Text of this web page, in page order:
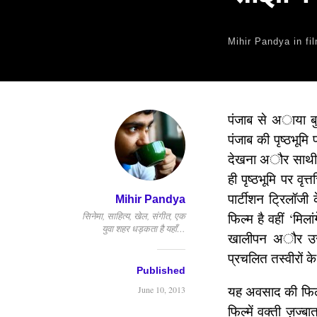
Mihir Pandya in
Mihir Pandya
सिनेमा, साहित्य, खेल, संगीत, एक
युवा शहर धड़कता है यहाँ…
Published
June 10, 2013
पंजाब से अाया
पंजाब की पृष्ठभूमि
देखना अौर साथी
ही पृष्ठभूमि पर
पार्टीशन
फिल्म है वहीं
खालीपन अौर
प्रचलित तस्वीरों
यह अवसाद की
फिल्में वक्ती